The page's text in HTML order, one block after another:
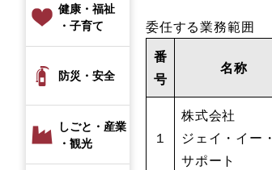
健康・福祉
・子育て
防災・安全
しごと・産業
・観光
委任する業務範囲
番
号
名称
１
株式会社
ジェイ・イー・
サポート